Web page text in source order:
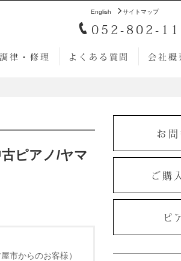
English サイトマップ
052-802-
調律・修理 よくある質問 会社概
ピアノ/ヤマ
屋市からのお客様）
お
ご購
ピ